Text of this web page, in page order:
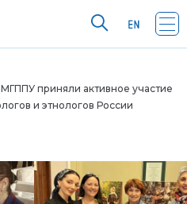
приняли активное участие
и этнологов России